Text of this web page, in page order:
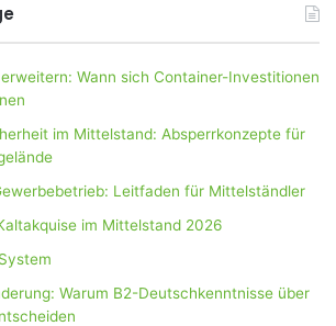
Wann sich Container-Investitionen
im Mittelstand: Absperrkonzepte für
Leitfaden für Mittelständler
im Mittelstand 2026
Warum B2-Deutschkenntnisse über